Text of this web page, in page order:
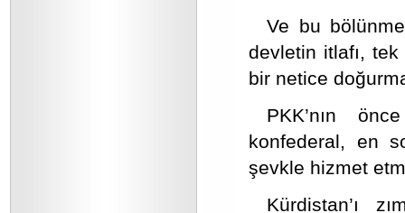
Ve bu
devletin itlafı,
bir netice
PKK’nın
konfederal, en
şevkle hizmet
Kürdistan’ı